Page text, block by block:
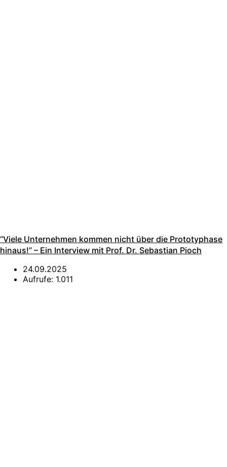
“Viele Unternehmen kommen nicht über die Prototyphase
hinaus!” – Ein Interview mit Prof. Dr. Sebastian Pioch
24.09.2025
Aufrufe: 1.011